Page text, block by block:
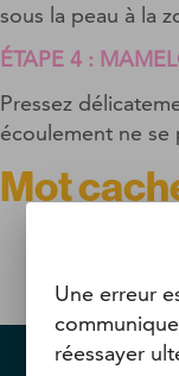
sous la peau à la
ÉTAPE 4 :
Pressez
écoulement ne se
Mot
Une erreur
réessayer